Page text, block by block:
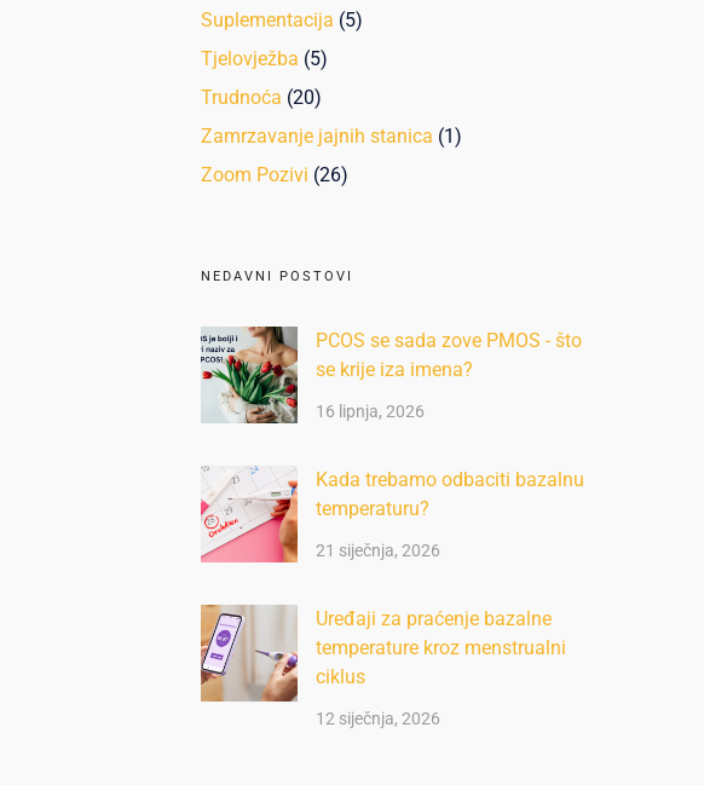
Suplementacija (5)
Tjelovježba (5)
Trudnoća (20)
Zamrzavanje jajnih stanica (1)
Zoom Pozivi (26)
NEDAVNI POSTOVI
PCOS se sada zove PMOS - što
se krije iza imena?
16 lipnja, 2026
Kada trebamo odbaciti bazalnu
temperaturu?
21 siječnja, 2026
Uređaji za praćenje bazalne
temperature kroz menstrualni
ciklus
12 siječnja, 2026